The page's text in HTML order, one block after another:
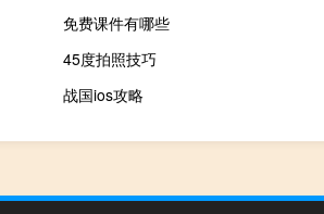
免费课件有哪些
45度拍照技巧
战国ios攻略